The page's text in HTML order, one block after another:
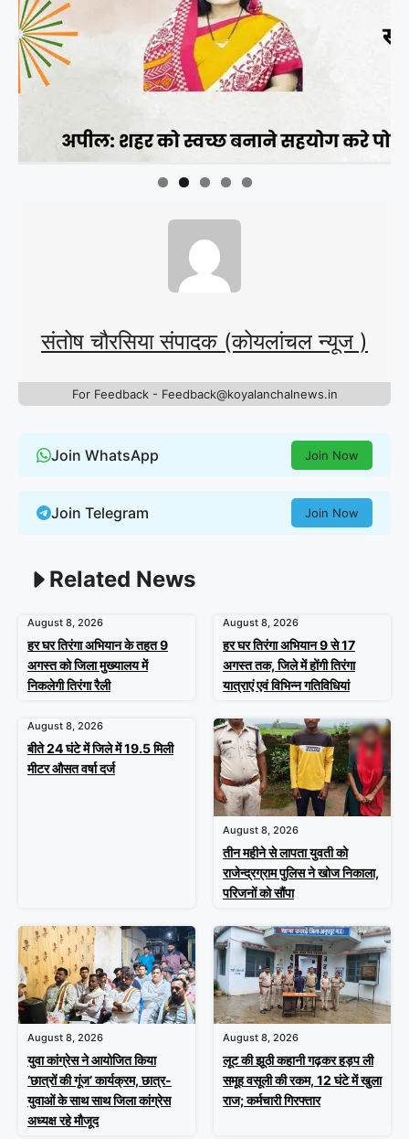
संतोष चौरसिया संपादक (कोयलांचल न्यूज )
For Feedback - Feedback@koyalanchalnews.in
Join WhatsApp Join Now
Join Telegram Join Now
Related News
August 8, 2026
हर घर तिरंगा अभियान के तहत 9
अगस्त को जिला मुख्यालय में
निकलेगी तिरंगा रैली
August 8, 2026
हर घर तिरंगा अभियान 9 से 17
अगस्त तक, जिले में होंगी तिरंगा
यात्राएं एवं विभिन्न गतिविधियां
August 8, 2026
बीते 24 घंटे में जिले में 19.5 मिली
मीटर औसत वर्षा दर्ज
August 8, 2026
तीन महीने से लापता युवती को
राजेन्द्रग्राम पुलिस ने खोज निकाला,
परिजनों को सौंपा
August 8, 2026
युवा कांग्रेस ने आयोजित किया
‘छात्रों की गूंज’ कार्यक्रम, छात्र-
युवाओं के साथ साथ जिला कांग्रेस
अध्यक्ष रहे मौजूद
August 8, 2026
लूट की झूठी कहानी गढ़कर हड़प ली
समूह वसूली की रकम, 12 घंटे में खुला
राज; कर्मचारी गिरफ्तार